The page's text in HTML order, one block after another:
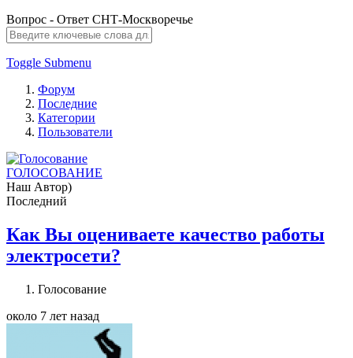
Вопрос - Ответ СНТ-Москворечье
Toggle Submenu
Форум
Последние
Категории
Пользователи
ГОЛОСОВАНИЕ
Наш Автор)
Последний
Как Вы оцениваете качество работы
электросети?
Голосование
около 7 лет назад